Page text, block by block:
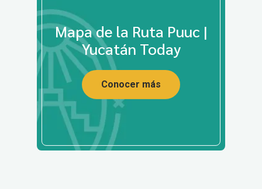
Mapa de la Ruta Puuc |
Yucatán Today
Conocer más